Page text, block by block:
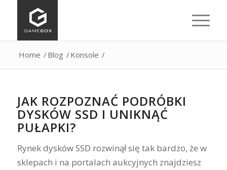
Home / Blog / Konsole /
JAK ROZPOZNAĆ PODRÓBKI
DYSKÓW SSD I UNIKNĄĆ
PUŁAPKI?
Rynek dysków SSD rozwinął się tak bardzo, że w
sklepach i na portalach aukcyjnych znajdziesz